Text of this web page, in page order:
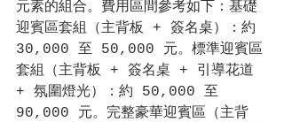
元素的組合。費用區間參考如下：基礎
迎賓區套組（主背板 + 簽名桌）：約
30,000 至 50,000 元。標準迎賓區
套組（主背板 + 簽名桌 + 引導花道
+ 氛圍燈光）：約 50,000 至
90,000 元。完整豪華迎賓區（主背